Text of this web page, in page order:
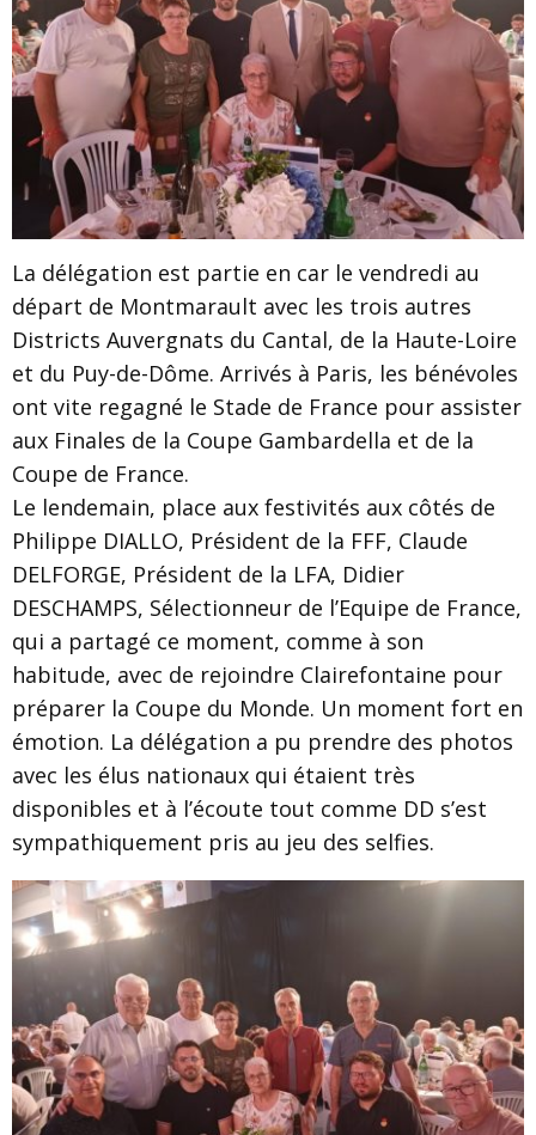
La délégation est partie en car le vendredi au
départ de Montmarault avec les trois autres
Districts Auvergnats du Cantal, de la Haute-Loire
et du Puy-de-Dôme. Arrivés à Paris, les bénévoles
ont vite regagné le Stade de France pour assister
aux Finales de la Coupe Gambardella et de la
Coupe de France.
Le lendemain, place aux festivités aux côtés de
Philippe DIALLO, Président de la FFF, Claude
DELFORGE, Président de la LFA, Didier
DESCHAMPS, Sélectionneur de l’Equipe de France,
qui a partagé ce moment, comme à son
habitude, avec de rejoindre Clairefontaine pour
préparer la Coupe du Monde. Un moment fort en
émotion. La délégation a pu prendre des photos
avec les élus nationaux qui étaient très
disponibles et à l’écoute tout comme DD s’est
sympathiquement pris au jeu des selfies.